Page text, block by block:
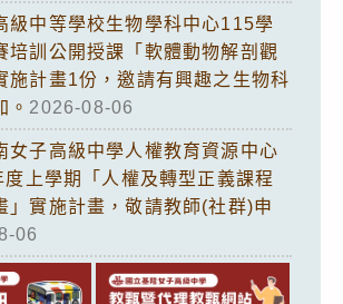
級中等學校生物學科中心115學
培訓公開授課「軟體動物解剖觀
施計畫1份，邀請有興趣之生物科
。 2026-08-06
女子高級中學人權教育資源中心
上學期「人權及轉型正義課程
」實施計畫，敬請教師(社群)申
06